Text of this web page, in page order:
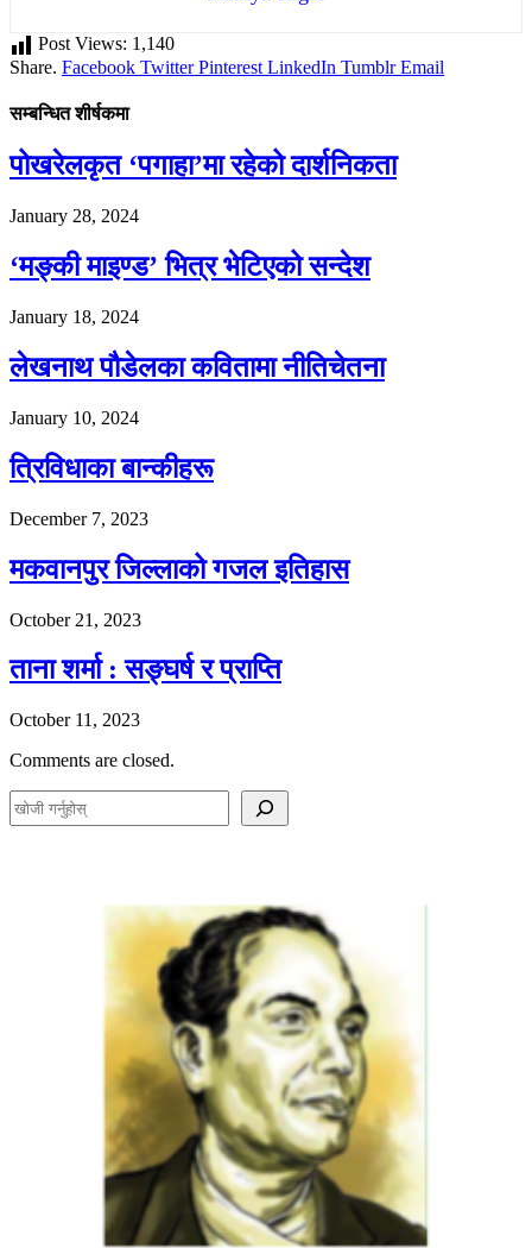
Post Views: 1,140
Share. Facebook Twitter Pinterest LinkedIn Tumblr Email
सम्बन्धित शीर्षकमा
पोखरेलकृत ‘पगाहा’मा रहेको दार्शनिकता
January 28, 2024
‘मङ्की माइण्ड’ भित्र भेटिएको सन्देश
January 18, 2024
लेखनाथ पौडेलका कवितामा नीतिचेतना
January 10, 2024
त्रिविधाका बान्कीहरू
December 7, 2023
मकवानपुर जिल्लाको गजल इतिहास
October 21, 2023
ताना शर्मा : सङ्घर्ष र प्राप्ति
October 11, 2023
Comments are closed.
e